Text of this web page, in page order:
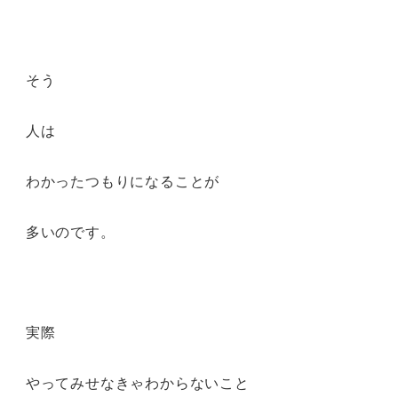
そう
人は
わかったつもりになることが
多いのです。
実際
やってみせなきゃわからないこと